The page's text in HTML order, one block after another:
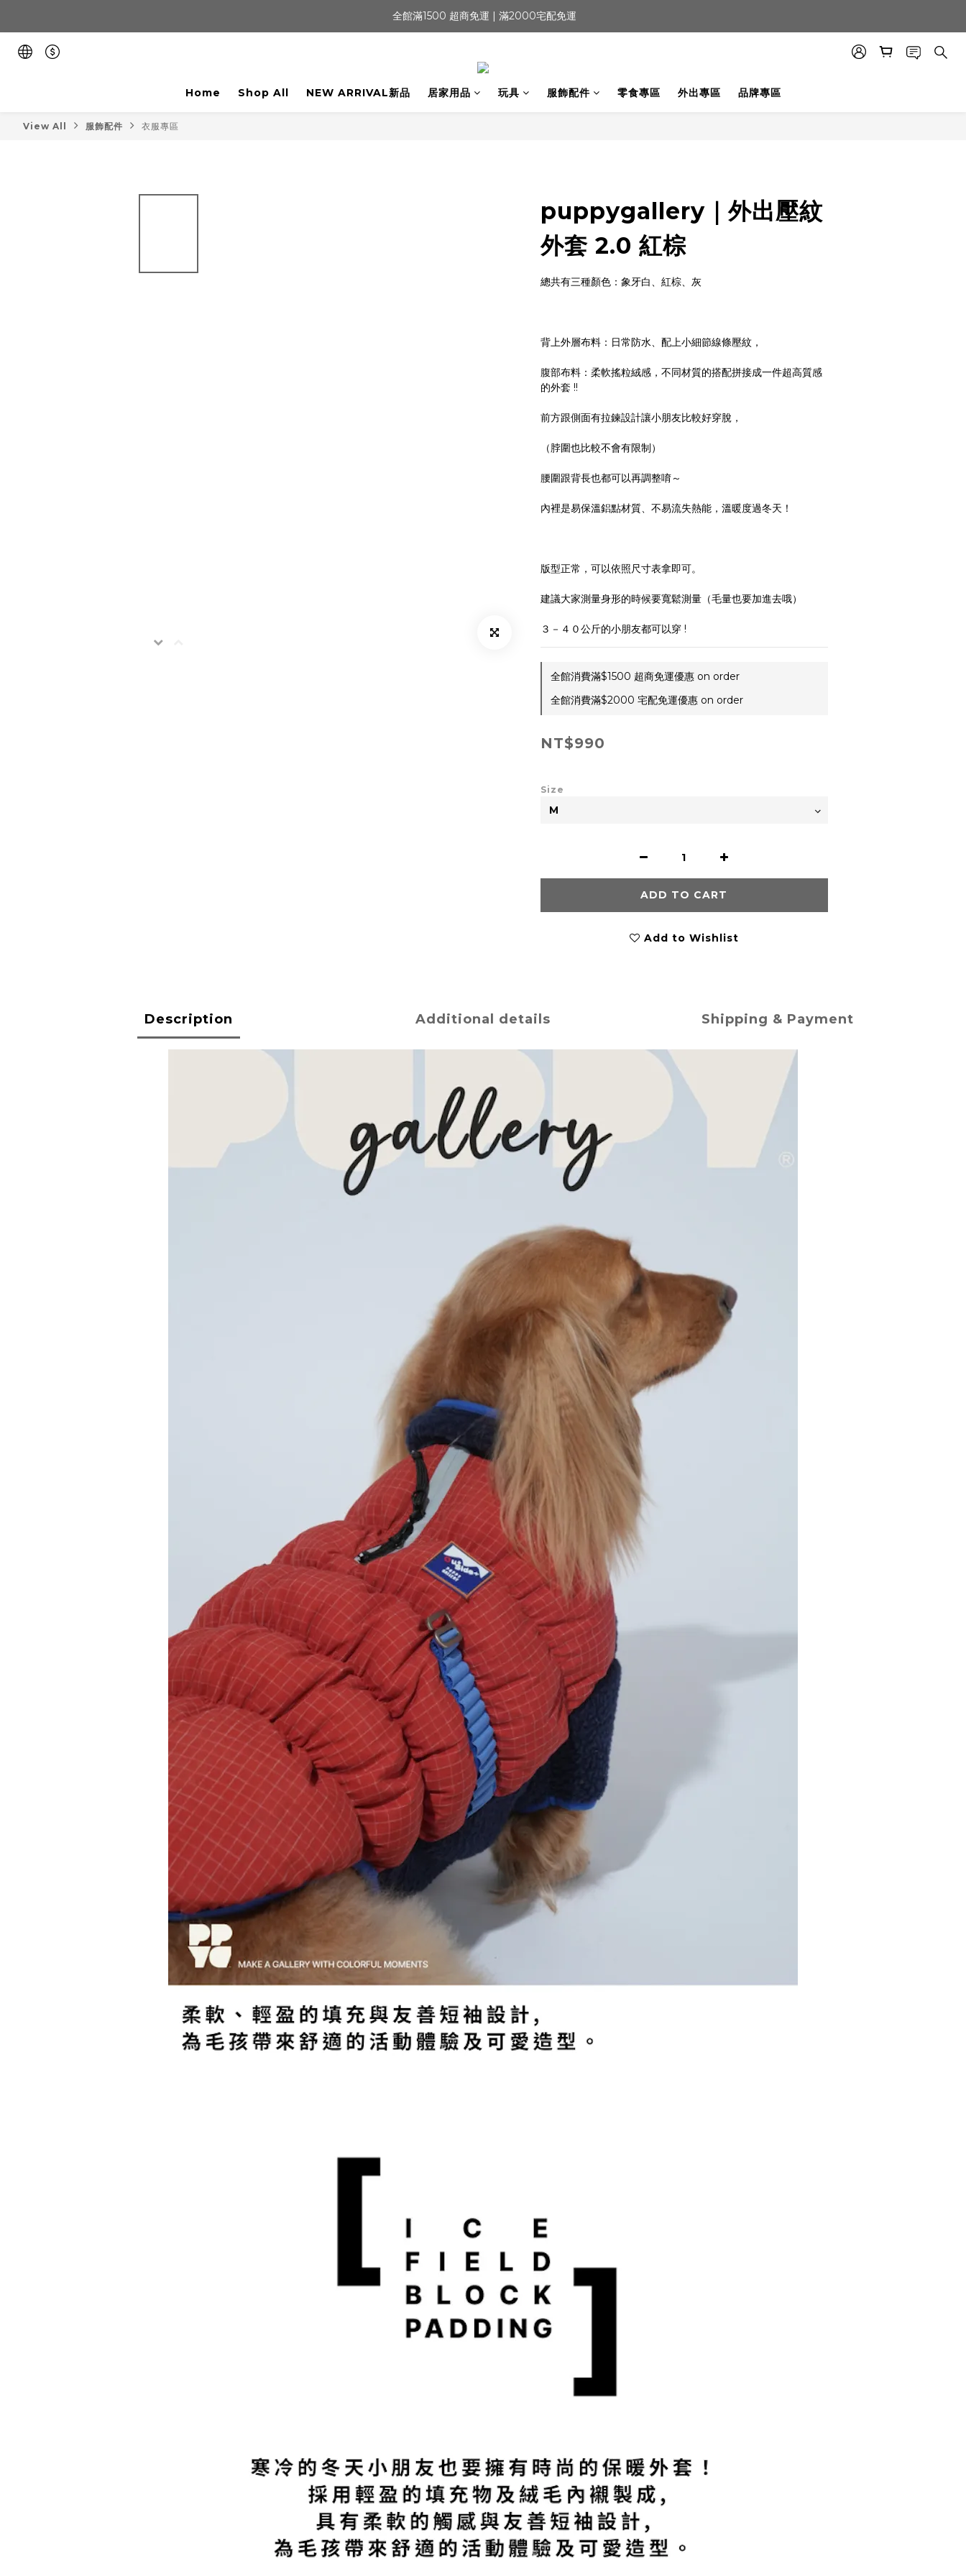
全館滿1500 超商免運 | 滿2000宅配免運
Home Shop All NEW ARRIVAL新品 居家用品 玩具 服飾配件 零食專區 外出專區 品牌專區
View All 服飾配件 衣服專區
puppygallery｜外出壓紋
外套 2.0 紅棕
總共有三種顏色：象牙白、紅棕、灰
背上外層布料：日常防水、配上小細節線條壓紋，
腹部布料：柔軟搖粒絨感，不同材質的搭配拼接成一件超高質感
的外套 !!
前方跟側面有拉鍊設計讓小朋友比較好穿脫，
（脖圍也比較不會有限制）
腰圍跟背長也都可以再調整唷～
內裡是易保溫鋁點材質、不易流失熱能，溫暖度過冬天！
版型正常，可以依照尺寸表拿即可。
建議大家測量身形的時候要寬鬆測量（毛量也要加進去哦）
３－４０公斤的小朋友都可以穿 !
全館消費滿$1500 超商免運優惠 on order
全館消費滿$2000 宅配免運優惠 on order
NT$990
Size
ADD TO CART
Add to Wishlist
Description Additional details Shipping & Payment